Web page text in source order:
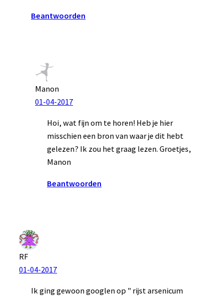
Beantwoorden
Manon
01-04-2017
Hoi, wat fijn om te horen! Heb je hier
misschien een bron van waar je dit hebt
gelezen? Ik zou het graag lezen. Groetjes,
Manon
Beantwoorden
RF
01-04-2017
Ik ging gewoon googlen op " rijst arsenicum